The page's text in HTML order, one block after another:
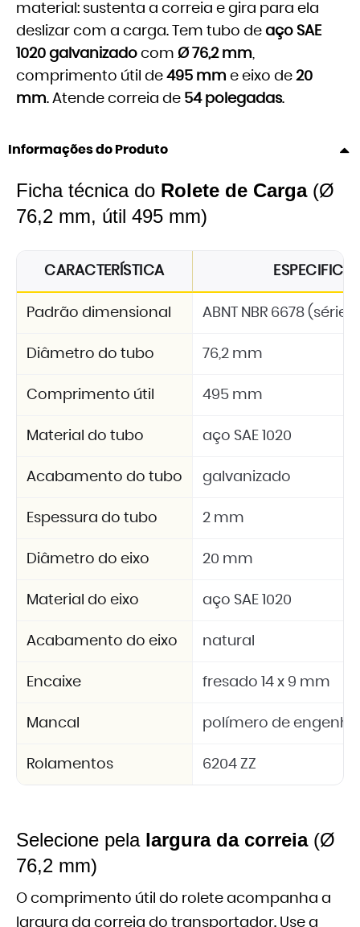
material: sustenta a correia e gira para ela
deslizar com a carga. Tem tubo de aço SAE
1020 galvanizado com Ø 76,2 mm,
comprimento útil de 495 mm e eixo de 20
mm. Atende correia de 54 polegadas.
Informações do Produto
Ficha técnica do Rolete de Carga(Ø
76,2 mm, útil 495 mm)
CARACTERÍSTICA
Padrão dimensional ABNT NBR 6678 (série
Diâmetro do tubo 76,2 mm
Comprimento útil 495 mm
Material do tubo aço SAE 1020
Acabamento do tubo galvanizado
Espessura do tubo 2 mm
Diâmetro do eixo 20 mm
Material do eixo aço SAE 1020
Acabamento do eixo natural
Encaixe fresado 14 x 9 mm
Mancal polímero de
Rolamentos 6204 ZZ
Selecione pela largura da correia(Ø
76,2 mm)
O comprimento útil do rolete acompanha a
largura da correia do transportador. Use a